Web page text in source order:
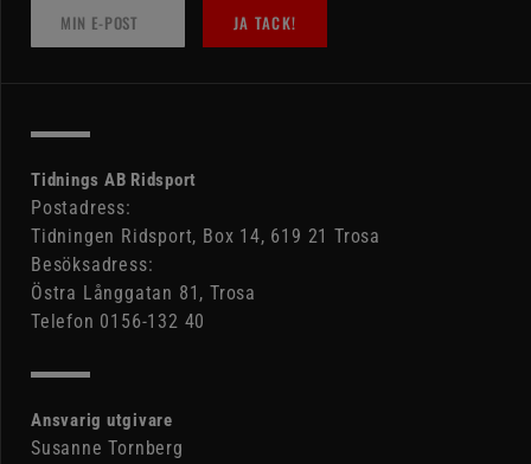
JA TACK!
Tidnings AB Ridsport
Postadress:
Tidningen Ridsport, Box 14, 619 21 Trosa
Besöksadress:
Östra Långgatan 81, Trosa
Telefon 0156-132 40
Ansvarig utgivare
Susanne Tornberg